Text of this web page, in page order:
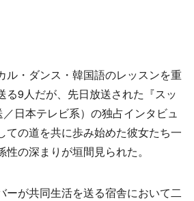
・ダンス・韓国語のレッスンを重
る9人だが、先日放送された『スッ
日本テレビ系）の独占インタビュ
ての道を共に歩み始めた彼女たち一
の深まりが垣間見られた。
が共同生活を送る宿舎において二